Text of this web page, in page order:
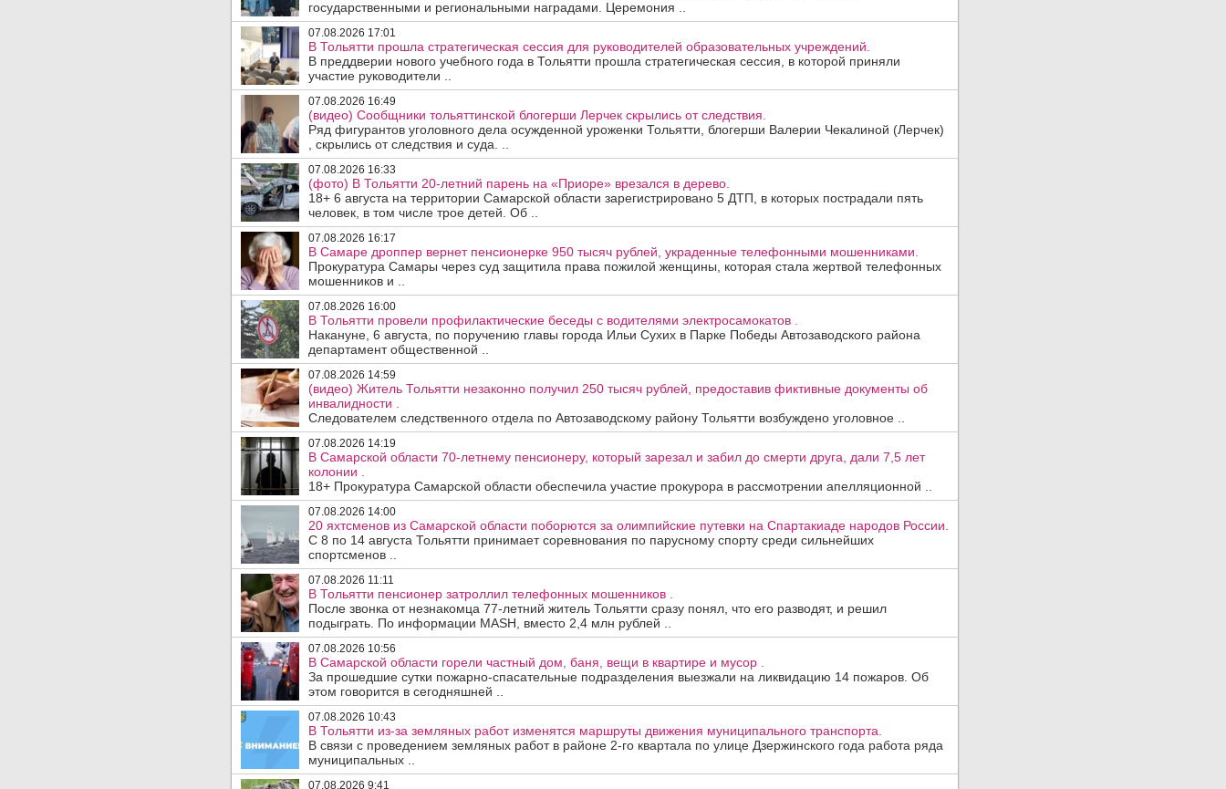
государственными и региональными наградами. Церемония ..
07.08.2026 17:01
В Тольятти прошла стратегическая сессия для руководителей образовательных учреждений.
В преддверии нового учебного года в Тольятти прошла стратегическая сессия, в которой приняли
участие руководители ..
07.08.2026 16:49
(видео) Сообщники тольяттинской блогерши Лерчек скрылись от следствия.
Ряд фигурантов уголовного дела осужденной уроженки Тольятти, блогерши Валерии Чекалиной (Лерчек)
, скрылись от следствия и суда. ..
07.08.2026 16:33
(фото) В Тольятти 20-летний парень на «Приоре» врезался в дерево.
18+ 6 августа на территории Самарской области зарегистрировано 5 ДТП, в которых пострадали пять
человек, в том числе трое детей. Об ..
07.08.2026 16:17
В Самаре дроппер вернет пенсионерке 950 тысяч рублей, украденные телефонными мошенниками.
Прокуратура Самары через суд защитила права пожилой женщины, которая стала жертвой телефонных
мошенников и ..
07.08.2026 16:00
В Тольятти провели профилактические беседы с водителями электросамокатов .
Накануне, 6 августа, по поручению главы города Ильи Сухих в Парке Победы Автозаводского района
департамент общественной ..
07.08.2026 14:59
(видео) Житель Тольятти незаконно получил 250 тысяч рублей, предоставив фиктивные документы об
инвалидности .
Следователем следственного отдела по Автозаводскому району Тольятти возбуждено уголовное ..
07.08.2026 14:19
В Самарской области 70-летнему пенсионеру, который зарезал и забил до смерти друга, дали 7,5 лет
колонии .
18+ Прокуратура Самарской области обеспечила участие прокурора в рассмотрении апелляционной ..
07.08.2026 14:00
20 яхтсменов из Самарской области поборются за олимпийские путевки на Спартакиаде народов России.
С 8 по 14 августа Тольятти принимает соревнования по парусному спорту среди сильнейших
спортсменов ..
07.08.2026 11:11
В Тольятти пенсионер затроллил телефонных мошенников .
После звонка от незнакомца 77-летний житель Тольятти сразу понял, что его разводят, и решил
подыграть. По информации MASH, вместо 2,4 млн рублей ..
07.08.2026 10:56
В Самарской области горели частный дом, баня, вещи в квартире и мусор .
За прошедшие сутки пожарно-спасательные подразделения выезжали на ликвидацию 14 пожаров. Об
этом говорится в сегодняшней ..
07.08.2026 10:43
В Тольятти из-за земляных работ изменятся маршруты движения муниципального транспорта.
В связи с проведением земляных работ в районе 2-го квартала по улице Дзержинского года работа ряда
муниципальных ..
07.08.2026 9:41